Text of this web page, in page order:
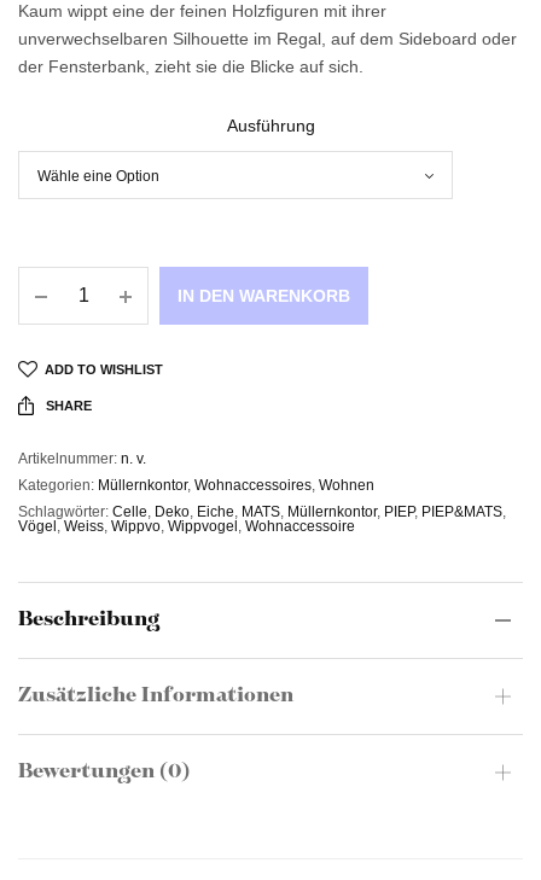
Kaum wippt eine der feinen Holzfiguren mit ihrer
unverwechselbaren Silhouette im Regal, auf dem Sideboard oder
der Fensterbank, zieht sie die Blicke auf sich.
Ausführung
IN DEN WARENKORB
ADD TO WISHLIST
SHARE
Artikelnummer: n. v.
Kategorien: Müllernkontor, Wohnaccessoires, Wohnen
Schlagwörter: Celle, Deko, Eiche, MATS, Müllernkontor, PIEP, PIEP&MATS,
Vögel , Weiss, Wippvo, Wippvogel , Wohnaccessoire
Beschreibung
Zusätzliche Informationen
Bewertungen (0)